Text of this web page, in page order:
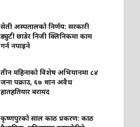
सेती अस्पतालको निर्णय: सरकारी
ड्युटी छाडेर निजी क्लिनिकमा काम
गर्न नपाइने
तीन महिनाको विशेष अभियानमा ८४
जना पक्राउ, ६७ थान अवैध
हातहतियार बरामद
कृष्णपुरको साल काठ प्रकरण: काठ